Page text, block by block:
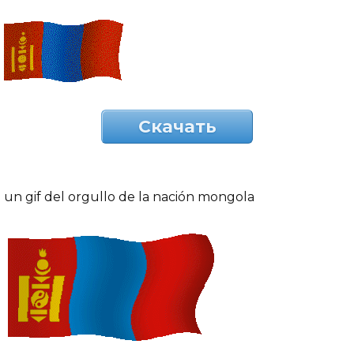
Скачать
un gif del orgullo de la nación mongola